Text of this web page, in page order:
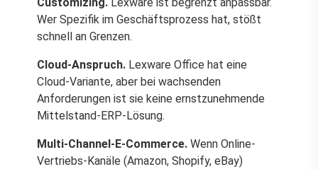
Customizing. Lexware ist begrenzt anpassbar.
Wer Spezifik im Geschäftsprozess hat, stößt
schnell an Grenzen.
Cloud-Anspruch. Lexware Office hat eine
Cloud-Variante, aber bei wachsenden
Anforderungen ist sie keine ernstzunehmende
Mittelstand-ERP-Lösung.
Multi-Channel-E-Commerce. Wenn Online-
Vertriebs-Kanäle (Amazon, Shopify, eBay)